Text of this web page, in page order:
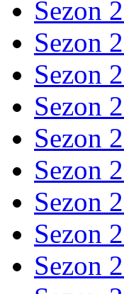
Sezon
Sezon
Sezon
Sezon
Sezon
Sezon
Sezon
Sezon
Sezon